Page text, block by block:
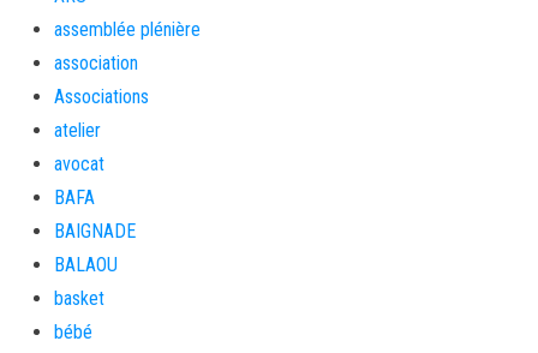
assemblée plénière
association
Associations
atelier
avocat
BAFA
BAIGNADE
BALAOU
basket
bébé